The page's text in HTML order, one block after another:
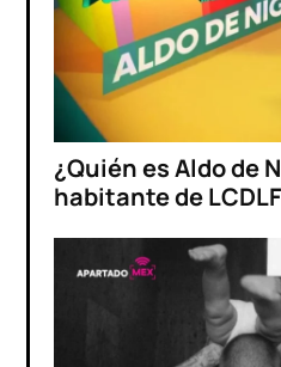
¿Quién es Aldo de
habitante de LCDLF